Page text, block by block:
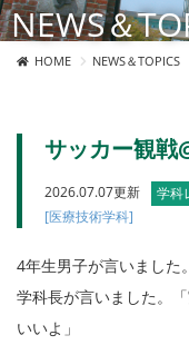
NEWS＆
HOME NEWS＆TOPICS
サッカー観戦
2026.07.07更新
学科
[医療技術学科]
4年生男子が言いました
学科長が言いました。
いいよ」